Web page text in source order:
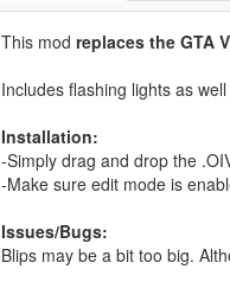
This mod replaces the GTA
Includes flashing lights as
Installation:
-Simply drag and drop the
-Make sure edit mode is
Issues/Bugs:
Blips may be a bit too big.